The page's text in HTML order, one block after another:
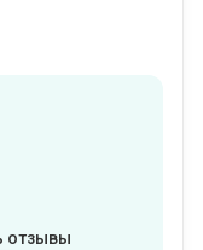
отзывы